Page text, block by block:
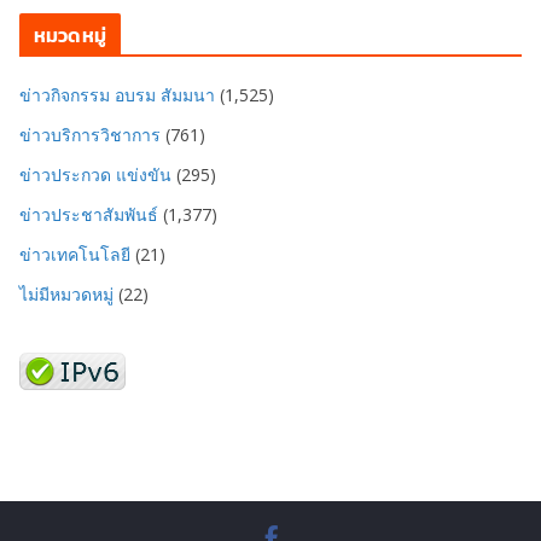
หมวดหมู่
ข่าวกิจกรรม อบรม สัมมนา (1,525)
ข่าวบริการวิชาการ (761)
ข่าวประกวด แข่งขัน (295)
ข่าวประชาสัมพันธ์ (1,377)
ข่าวเทคโนโลยี (21)
ไม่มีหมวดหมู่ (22)